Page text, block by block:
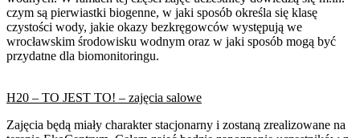
czym są pierwiastki biogenne, w jaki sposób określa się klasę
czystości wody, jakie okazy bezkręgowców występują we
wrocławskim środowisku wodnym oraz w jaki sposób mogą być
przydatne dla biomonitoringu.
H20 – TO JEST TO! – zajęcia salowe
Zajęcia będą miały charakter stacjonarny i zostaną zrealizowane na